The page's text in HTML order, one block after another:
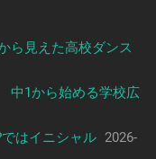
ら見えた高校ダンス
中1から始める学校広
はイニシャル 2026-